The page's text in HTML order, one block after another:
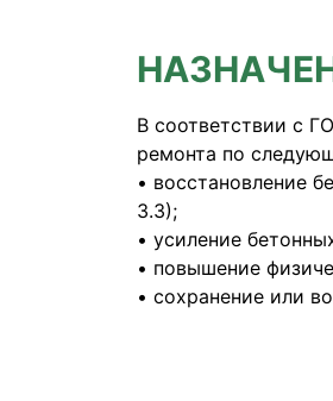
В соответствии с
ремонта по
• восстановление
3.3);
• усиление
• повышение
• сохранение или